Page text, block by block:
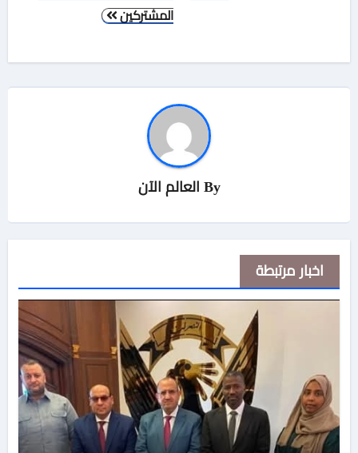
المشتركين
By العالم الآن
اخبار مرتبطة